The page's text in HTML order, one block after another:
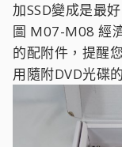
加SSD變成是最
圖 M07-M08 經
的配附件，提醒
用隨附DVD光碟